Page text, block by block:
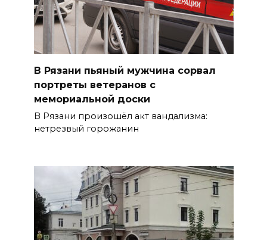
В Рязани пьяный мужчина сорвал
портреты ветеранов с
мемориальной доски
В Рязани произошёл акт вандализма:
нетрезвый горожанин